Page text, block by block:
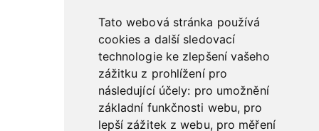
Tato webová stránka používá
cookies a další sledovací
technologie ke zlepšení vašeho
zážitku z prohlížení pro
následující účely: pro umožnění
základní funkčnosti webu, pro
lepší zážitek z webu, pro měření
Kontaktujte nás
+420 485 110 222
+420 603 201 102
info@anchoice.cz
Pondělí - Pátek: 8:00 - 16:30